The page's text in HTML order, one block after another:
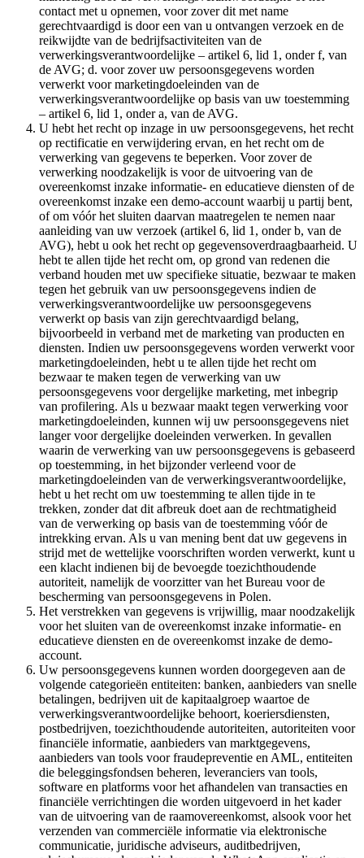
contact met u opnemen, voor zover dit met name
gerechtvaardigd is door een van u ontvangen verzoek en de
reikwijdte van de bedrijfsactiviteiten van de
verwerkingsverantwoordelijke – artikel 6, lid 1, onder f, van
de AVG; d. voor zover uw persoonsgegevens worden
verwerkt voor marketingdoeleinden van de
verwerkingsverantwoordelijke op basis van uw toestemming
– artikel 6, lid 1, onder a, van de AVG.
U hebt het recht op inzage in uw persoonsgegevens, het recht
op rectificatie en verwijdering ervan, en het recht om de
verwerking van gegevens te beperken. Voor zover de
verwerking noodzakelijk is voor de uitvoering van de
overeenkomst inzake informatie- en educatieve diensten of de
overeenkomst inzake een demo-account waarbij u partij bent,
of om vóór het sluiten daarvan maatregelen te nemen naar
aanleiding van uw verzoek (artikel 6, lid 1, onder b, van de
AVG), hebt u ook het recht op gegevensoverdraagbaarheid. U
hebt te allen tijde het recht om, op grond van redenen die
verband houden met uw specifieke situatie, bezwaar te maken
tegen het gebruik van uw persoonsgegevens indien de
verwerkingsverantwoordelijke uw persoonsgegevens
verwerkt op basis van zijn gerechtvaardigd belang,
bijvoorbeeld in verband met de marketing van producten en
diensten. Indien uw persoonsgegevens worden verwerkt voor
marketingdoeleinden, hebt u te allen tijde het recht om
bezwaar te maken tegen de verwerking van uw
persoonsgegevens voor dergelijke marketing, met inbegrip
van profilering. Als u bezwaar maakt tegen verwerking voor
marketingdoeleinden, kunnen wij uw persoonsgegevens niet
langer voor dergelijke doeleinden verwerken. In gevallen
waarin de verwerking van uw persoonsgegevens is gebaseerd
op toestemming, in het bijzonder verleend voor de
marketingdoeleinden van de verwerkingsverantwoordelijke,
hebt u het recht om uw toestemming te allen tijde in te
trekken, zonder dat dit afbreuk doet aan de rechtmatigheid
van de verwerking op basis van de toestemming vóór de
intrekking ervan. Als u van mening bent dat uw gegevens in
strijd met de wettelijke voorschriften worden verwerkt, kunt u
een klacht indienen bij de bevoegde toezichthoudende
autoriteit, namelijk de voorzitter van het Bureau voor de
bescherming van persoonsgegevens in Polen.
Het verstrekken van gegevens is vrijwillig, maar noodzakelijk
voor het sluiten van de overeenkomst inzake informatie- en
educatieve diensten en de overeenkomst inzake de demo-
account.
Uw persoonsgegevens kunnen worden doorgegeven aan de
volgende categorieën entiteiten: banken, aanbieders van snelle
betalingen, bedrijven uit de kapitaalgroep waartoe de
verwerkingsverantwoordelijke behoort, koeriersdiensten,
postbedrijven, toezichthoudende autoriteiten, autoriteiten voor
financiële informatie, aanbieders van marktgegevens,
aanbieders van tools voor fraudepreventie en AML, entiteiten
die beleggingsfondsen beheren, leveranciers van tools,
software en platforms voor het afhandelen van transacties en
financiële verrichtingen die worden uitgevoerd in het kader
van de uitvoering van de raamovereenkomst, alsook voor het
verzenden van commerciële informatie via elektronische
communicatie, juridische adviseurs, auditbedrijven,